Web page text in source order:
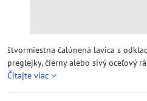
štvormiestna čalúnená lavica s
preglejky, čierny alebo sivý oceľový
Čítajte viac